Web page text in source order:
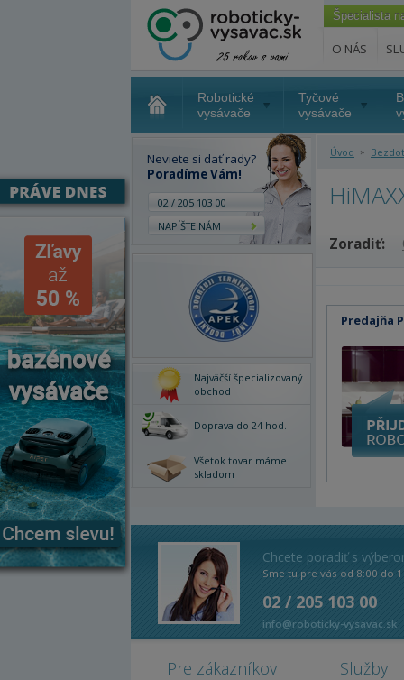
Špecialista
O NÁS
Robotické
vysávače
Tyčové
vysávače
Neviete si dať rady?
Poradíme Vám!
02 / 205 103 00
NAPÍŠTE NÁM
Najväčší špecializovaný
obchod
Doprava do 24 hod.
Všetok tovar máme
skladom
Úvod »
Zoradiť:
Predajňa
Chcete poradiť s
Sme tu pre vás od 8:00 do
02 / 205 103 00
info@roboticky-vysavac.sk
Pre zákazníkov Služby